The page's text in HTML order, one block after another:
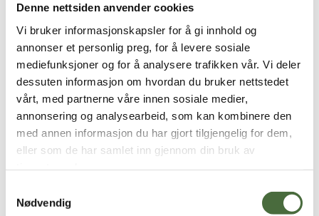
Denne nettsiden anvender cookies
Vi bruker informasjonskapsler for å gi innhold og
annonser et personlig preg, for å levere sosiale
mediefunksjoner og for å analysere trafikken vår. Vi deler
dessuten informasjon om hvordan du bruker nettstedet
vårt, med partnerne våre innen sosiale medier,
annonsering og analysearbeid, som kan kombinere den
med annen informasjon du har gjort tilgjengelig for dem,
eller som de har samlet inn gjennom din bruk av
Nødvendig
Jeg jobber med alt mulig! Alt fra å legge rør fem
meter under bakken, til å så plen over bakken.
På vinteren er snøbrøyting en stor del av
hverdagen min. Akkurat nå er jeg leid ut til
Arnadal anlegg og jobber med VA sanering for
Horten kommune. Noe av det mest spennende
jeg har jobbet med var når Håkonsen og Sukke
holdt på i Slottsparken. Det var spennende og
annerledes å jobbe rundt Slottet, der var